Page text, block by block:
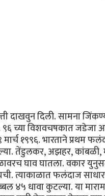
दाखवुन दिली. सामना
च्या विशवचषकात जडेजा
१९९६. भारताने प्रथम
तेंडुलकर, अझहर,
घाव घातला. वकार
त्याकाळात फलंदाज
४५ धावा कुटल्या. या